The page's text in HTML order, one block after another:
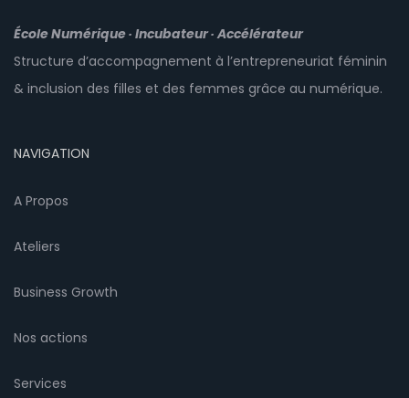
École Numérique · Incubateur · Accélérateur
Structure d’accompagnement à l’entrepreneuriat féminin
& inclusion des filles et des femmes grâce au numérique.
NAVIGATION
A Propos
Ateliers
Business Growth
Nos actions
Services